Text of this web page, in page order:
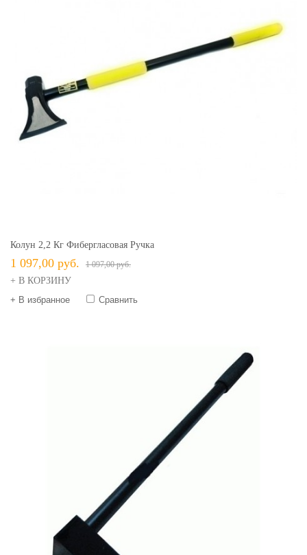
Колун 2,2 Кг Фибергласовая Ручка
1 097,00 руб. 1 097,00 руб.
+ В КОРЗИНУ
+ В избранное
Сравнить